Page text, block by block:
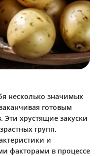
несколько значимых
готовым
Эти хрустящие закуски
групп,
и
факторами в процессе